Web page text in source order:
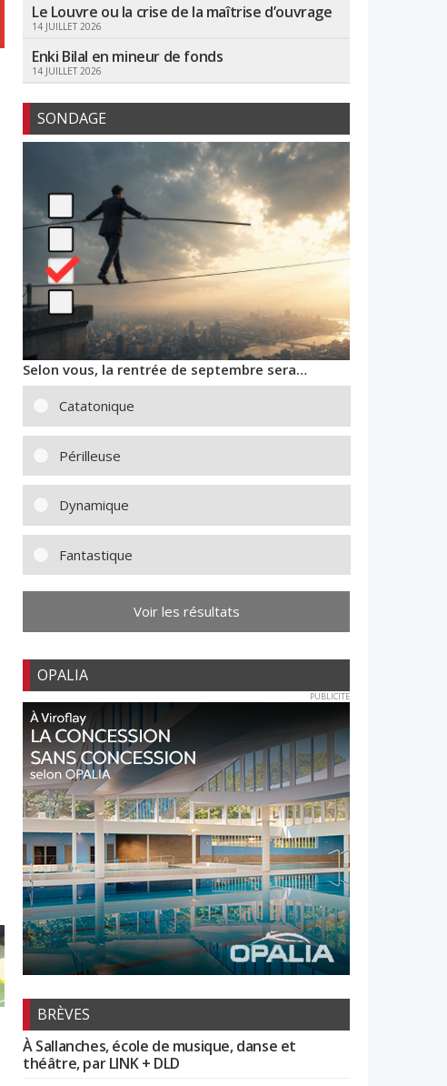
Le Louvre ou la crise de la maîtrise d’ouvrage
14 JUILLET 2026
Enki Bilal en mineur de fonds
14 JUILLET 2026
SONDAGE
Selon vous, la rentrée de septembre sera…
Catatonique
Périlleuse
Dynamique
Fantastique
Voir les résultats
OPALIA
PUBLICITE
BRÈVES
À Sallanches, école de musique, danse et
théâtre, par LINK + DLD